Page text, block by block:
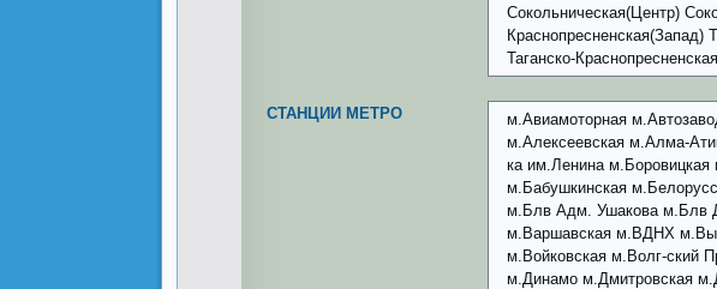
Сокольническая(Центр)
Краснопресненская(Запад)
Таганско-
СТАНЦИИ МЕТРО
м.Авиамоторная
м.Алексеевская м.Алма-
ка им.Ленина
м.Бабушкинская
м.Блв Адм. Ушакова м.Блв
м.Варшавская м.ВДНХ
м.Войковская м.Волг-ский
м.Динамо м.Дмитровская